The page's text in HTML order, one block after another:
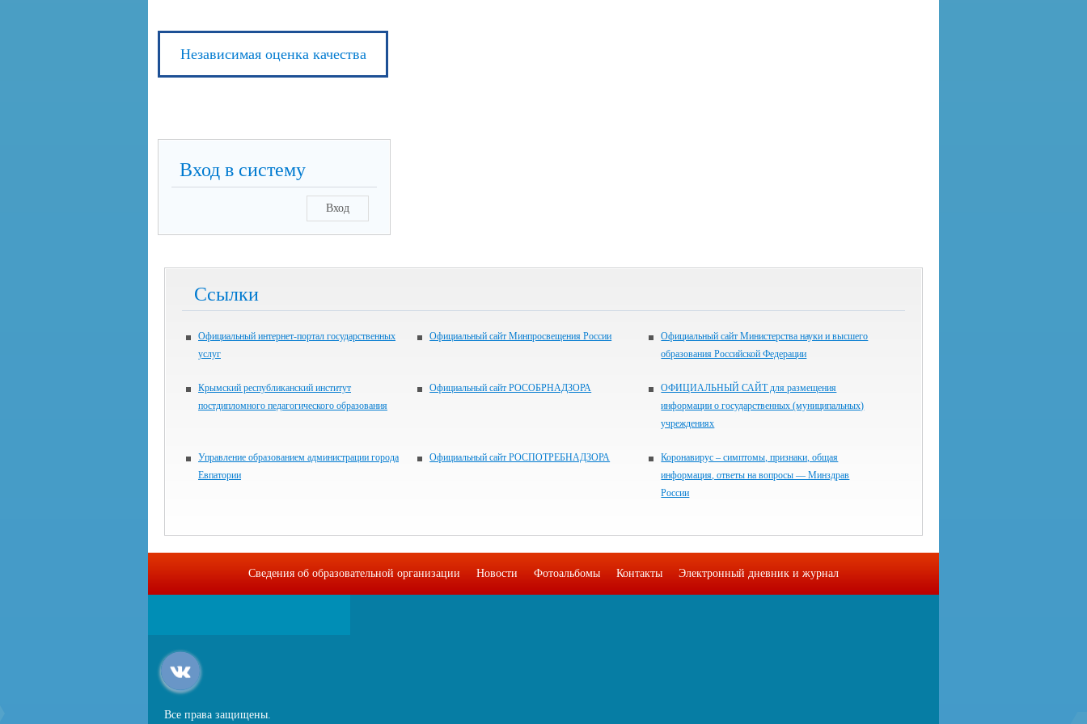
Независимая оценка качества
Вход в систему
Вход
Ссылки
Официальный интернет-портал государственных
услуг
Официальный сайт Минпросвещения России
Официальный сайт Министерства науки и высшего
образования Российской Федерации
Крымский республиканский институт
постдипломного педагогического образования
Официальный сайт РОСОБРНАДЗОРА
ОФИЦИАЛЬНЫЙ САЙТ для размещения
информации о государственных (муниципальных)
учреждениях
Управление образованием администрации города
Евпатории
Официальный сайт РОСПОТРЕБНАДЗОРА
Коронавирус – симптомы, признаки, общая
информация, ответы на вопросы — Минздрав
России
Сведения об образовательной организации Новости Фотоальбомы Контакты Электронный дневник и журнал
Все права защищены.